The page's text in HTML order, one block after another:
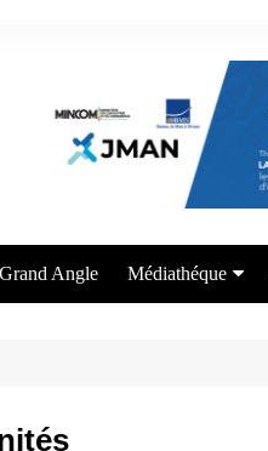
Grand Angle Médiathéque